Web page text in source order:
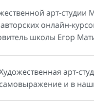
арт-студии
онлайн-
школы Егор
арт-
самовыражение и в